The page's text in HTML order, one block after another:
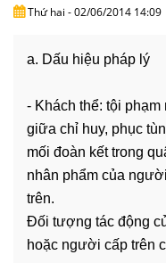
TỤC
LIÊN
HỆ
Thứ hai - 02/06/2014 14:09
a. Dấu hiệu pháp lý
- Khách thể: tội
giữa chỉ huy, phục
mối đoàn kết trong
nhân phẩm của
trên.
Đối tượng tác động
hoặc người cấp trên